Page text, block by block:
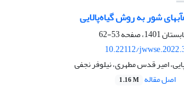
شور به روش گیاه‌پالایی
53-62
10.22112/
امیر قدس مطهری، نیلوفر نجفی
اصل مقاله 1.16 M